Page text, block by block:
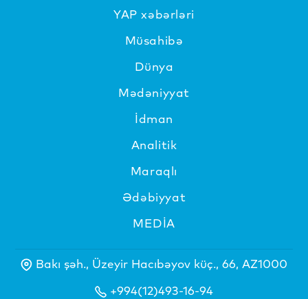
YAP xəbərləri
Müsahibə
Dünya
Mədəniyyat
İdman
Analitik
Maraqlı
Ədəbiyyat
MEDİA
Bakı şəh., Üzeyir Hacıbəyov küç., 66, AZ1000
+994(12)493-16-94